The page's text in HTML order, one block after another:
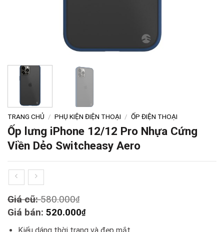
TRANG CHỦ / PHỤ KIỆN ĐIỆN THOẠI / ỐP ĐIỆN THOẠI
Ốp lưng iPhone 12/12 Pro Nhựa Cứng
Viền Dẻo Switcheasy Aero
Giá cũ:580.000₫
price
was:
Giá bán: 520.000₫Current
price